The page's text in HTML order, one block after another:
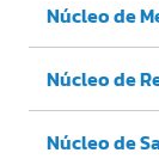
Núcleo de
Núcleo de
Núcleo de